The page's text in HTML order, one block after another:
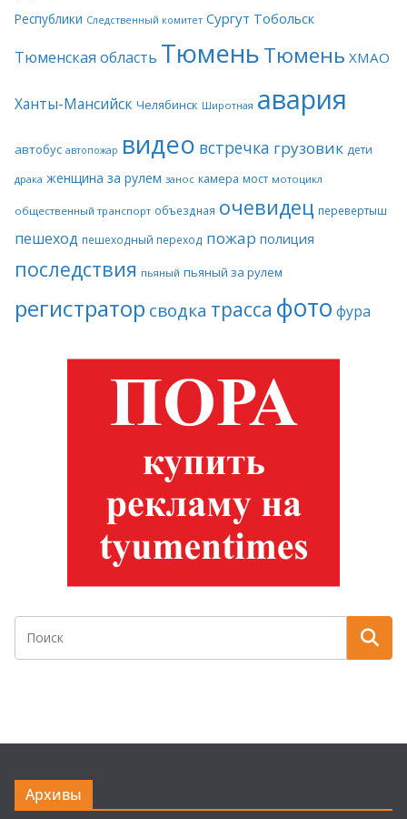
Республики Следственный комитет Сургут Тобольск
Тюменская область ТюменьТюмень ХМАО
Ханты-Мансийск Челябинск Широтная авария
автобус автопожар видео встречка грузовик дети
драка женщина за рулем занос камера мост мотоцикл
общественный транспорт объездная очевидец перевертыш
пешеход пешеходный переход пожар полиция
последствия пьяный пьяный за рулем
регистратор сводка трасса фото фура
Архивы